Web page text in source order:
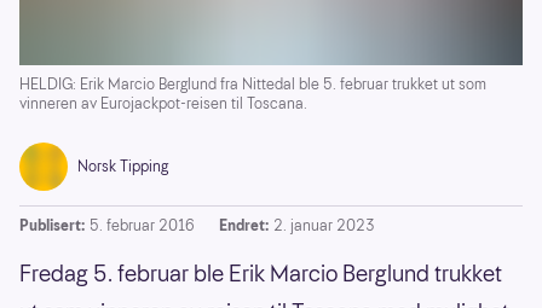
HELDIG: Erik Marcio Berglund fra Nittedal ble 5. februar trukket ut som
vinneren av Eurojackpot-reisen til Toscana.
Norsk Tipping
Publisert: 5. februar 2016 Endret: 2. januar 2023
Fredag 5. februar ble Erik Marcio Berglund trukket